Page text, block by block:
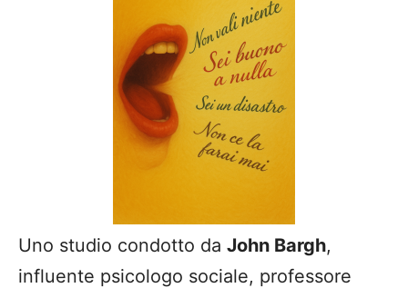
Uno studio condotto da John Bargh,
influente psicologo sociale, professore